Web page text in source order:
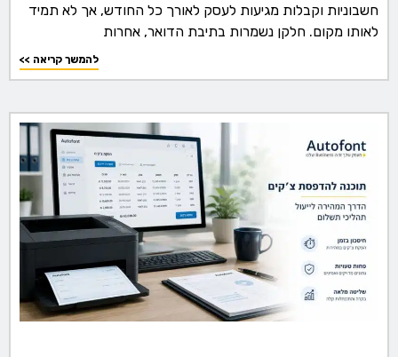
חשבוניות וקבלות מגיעות לעסק לאורך כל החודש, אך לא תמיד
לאותו מקום. חלקן נשמרות בתיבת הדואר, אחרות
<< להמשך קריאה